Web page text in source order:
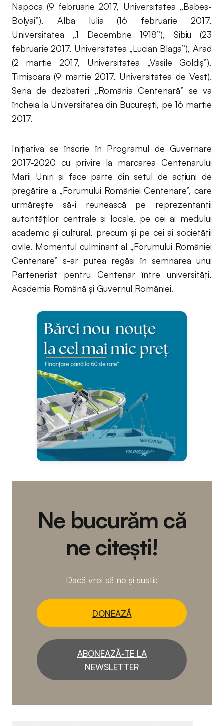
Napoca (9 februarie 2017, Universitatea „Babeș-
Bolyai”), Alba Iulia (16 februarie 2017,
Universitatea „1 Decembrie 1918”), Sibiu (23
februarie 2017, Universitatea „Lucian Blaga”), Arad
(2 martie 2017, Universitatea „Vasile Goldiş”),
Timişoara (9 martie 2017, Universitatea de Vest).
Seria de dezbateri „România Centenară” se va
încheia la Universitatea din Bucureşti, pe 16 martie
2017.
Iniţiativa se înscrie în Programul de Guvernare
2017-2020 cu privire la marcarea Centenarului
Marii Uniri şi face parte din setul de acțiuni de
pregătire a „Forumului României Centenare”, care
urmărește să-i reunească pe reprezentanții
autorităților centrale și locale, pe cei ai mediului
academic și cultural, precum și pe cei ai societății
civile. Momentul culminant al „Forumului României
Centenare” s-ar putea regăsi în semnarea unui
Parteneriat pentru Centenar între universități,
Academia Română și Guvernul României.
Ne bucurăm că
ne citești!
Dacă vrei să ne și susții:
DONEAZĂ
ABONEAZĂ-TE LA
NEWSLETTER